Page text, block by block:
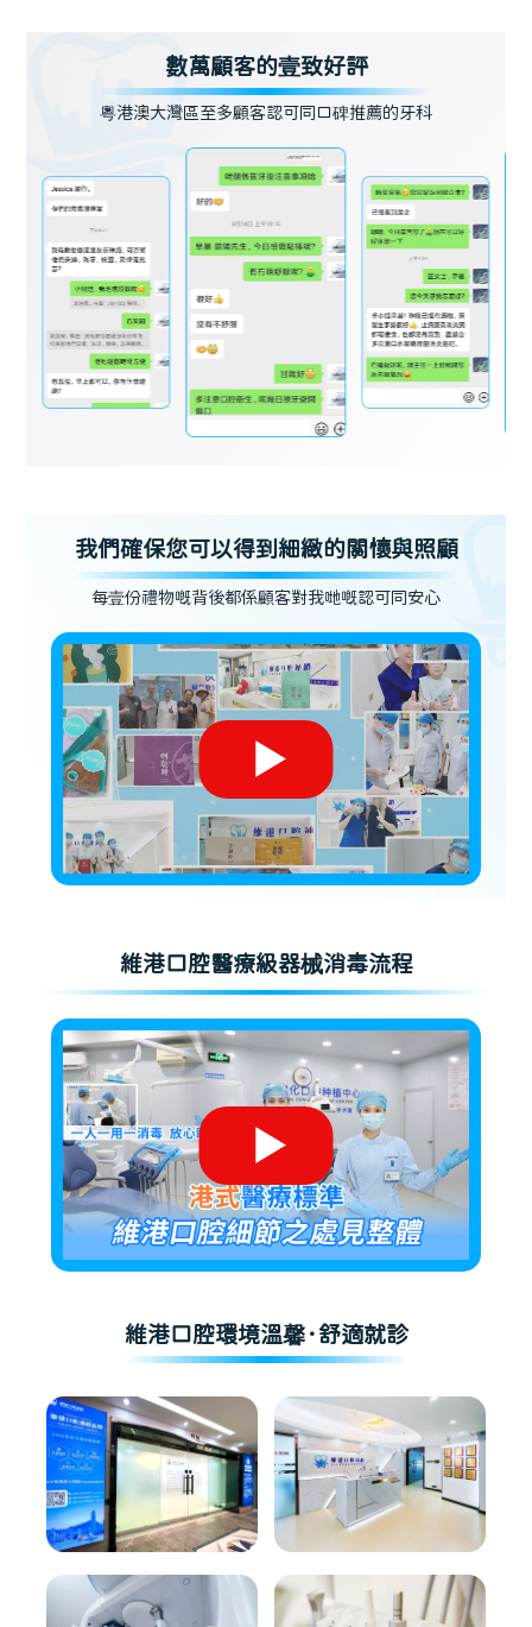
數萬顧客的壹致好評
粵港澳大灣區至多顧客認可同口碑推薦的牙科
我們確保您可以得到細緻的關懷與照顧
每壹份禮物嘅背後都係顧客對我哋嘅認可同安心
維港口腔醫療級器械消毒流程
維港口腔環境溫馨·舒適就診